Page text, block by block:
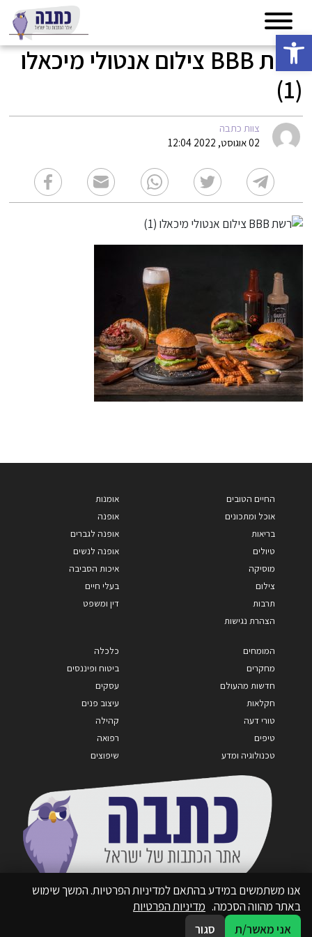
פתח סרגל נגישות
רשת BBB צילום אנטולי מיכאלו
(1)
צוות כתבה
02 אוגוסט, 2022 12:04
החיים הטובים
אוכל ומתכונים
בריאות
טיולים
מוסיקה
צילום
תרבות
הצהרת נגישות
אומנות
אופנה
אופנה לגברים
אופנה לנשים
איכות הסביבה
בעלי חיים
דין ומשפט
המומחים
מחקרים
חדשות מהעולם
חקלאות
טורי דעה
טיפים
טכנולוגיה ומדע
כלכלה
ביטוח ופיננסים
עסקים
עיצוב פנים
קהילה
רפואה
שיפוצים
אנו משתמשים במידע בהתאם למדיניות הפרטיות. המשך שימוש
באתר מהווה הסכמה. מדיניות הפרטיות
אני מאשר/ת
סגור